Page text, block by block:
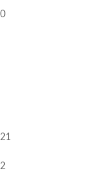
0
21
2